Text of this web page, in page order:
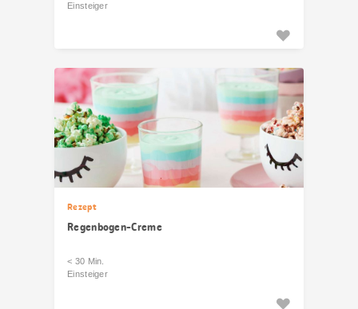
Einsteiger
Rezept
Regenbogen-Creme
< 30 Min.
Einsteiger